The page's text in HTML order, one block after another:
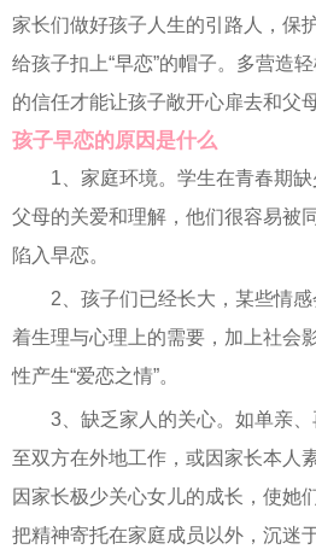
家长们做好孩子人生的引路人，保
给孩子扣上“早恋”的帽子。多营造
的信任才能让孩子敞开心扉去和父
孩子早恋的原因是什么
1、家庭环境。学生在青春期
父母的关爱和理解，他们很容易被
陷入早恋。
2、孩子们已经长大，某些情
着生理与心理上的需要，加上社会
性产生“爱恋之情”。
3、缺乏家人的关心。如单亲
至双方在外地工作，或因家长本人
因家长极少关心女儿的成长，使她
把精神寄托在家庭成员以外，沉迷于